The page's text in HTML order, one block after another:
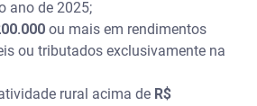
ano de 2025;
ou mais em rendimentos
ou tributados exclusivamente na
rural acima de R$